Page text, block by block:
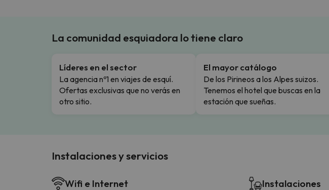
La comunidad esquiadora lo tiene claro
Líderes en el sector
La agencia nº1 en viajes de esquí.
Ofertas exclusivas que no verás en
otro sitio.
El mayor catálogo
De los Pirineos a los Alpes suizos.
Tenemos el hotel que buscas en la
estación que sueñas.
Instalaciones y servicios
Wifi e Internet Instalaciones